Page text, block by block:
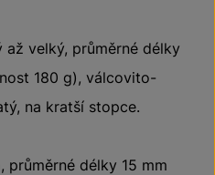
až velký, průměrné délky
180 g), válcovito-
na kratší stopce.
průměrné délky 15 mm